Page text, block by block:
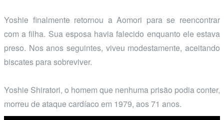
Yoshie finalmente retornou a Aomori para se reencontrar
com a filha. Sua esposa havia falecido enquanto ele estava
preso. Nos anos seguintes, viveu modestamente, aceitando
biscates para sobreviver.
Yoshie Shiratori, o homem que nenhuma prisão podia conter,
morreu de ataque cardíaco em 1979, aos 71 anos.